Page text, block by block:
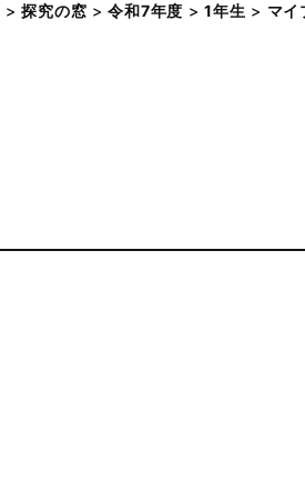
>探究の窓 >令和7年度 >1年生 > マ